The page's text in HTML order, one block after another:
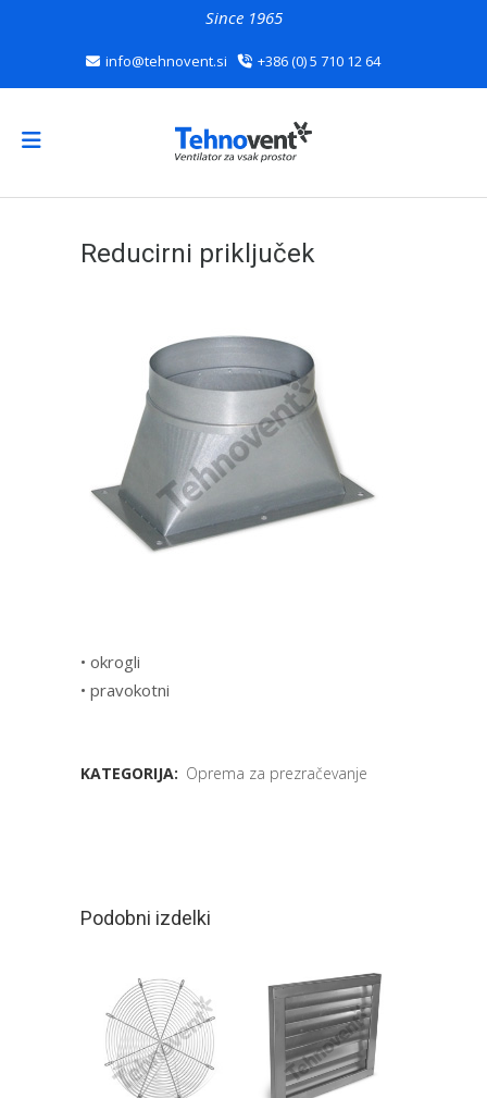
Since 1965
info@tehnovent.si +386 (0) 5 710 12 64
Reducirni priključek
• okrogli
• pravokotni
KATEGORIJA: Oprema za prezračevanje
Podobni izdelki